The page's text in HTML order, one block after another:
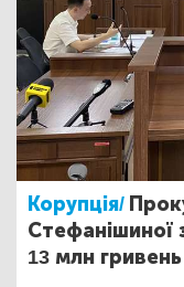
Корупція/
Стефанішиної
13 млн